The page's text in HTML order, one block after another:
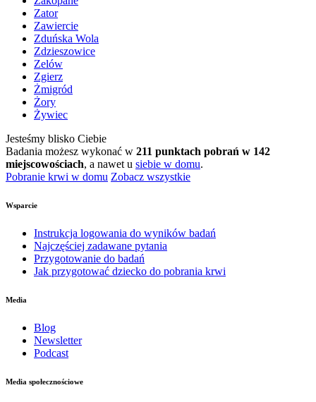
Zator
Zawiercie
Zduńska Wola
Zdzieszowice
Zelów
Zgierz
Żmigród
Żory
Żywiec
Jesteśmy blisko Ciebie
Badania możesz wykonać w 211 punktach pobrań w 142
miejscowościach, a nawet u siebie w domu.
Pobranie krwi w domu Zobacz wszystkie
Wsparcie
Instrukcja logowania do wyników badań
Najczęściej zadawane pytania
Przygotowanie do badań
Jak przygotować dziecko do pobrania krwi
Media
Blog
Newsletter
Podcast
Media społecznościowe